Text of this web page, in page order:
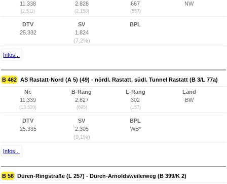
11.338
(2.511)
2.828
(2.158)
667
(557)
NW
DTV
25.332
SV
1.824
(7,2%)
BPL
Infos...
B 462 AS Rastatt-Nord (A 5) (49) - nördl. Rastatt, südl. Tunnel Rastatt (B 3/L 77a)
Nr.
11.339
(13.520)
B-Rang
2.827
(695)
L-Rang
302
(157)
Land
BW
DTV
25.335
SV
2.305
(9,1%)
BPL
WB*
Infos...
B 56 Düren-Ringstraße (L 257) - Düren-Arnoldsweilerweg (B 399/K 2)